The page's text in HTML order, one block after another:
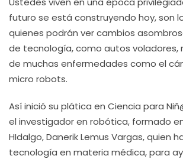
futuro se está construyendo hoy, son
quienes podrán ver cambios
de tecnología, como autos voladores,
de muchas enfermedades como el
micro robots.
Así inició su plática en Ciencia para
el investigador en robótica, formado
HIdalgo, Danerik Lemus Vargas, quien
tecnología en materia médica, para